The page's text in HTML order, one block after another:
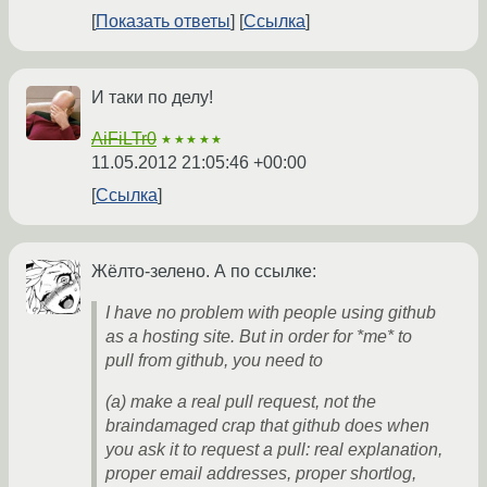
Показать ответы
Ссылка
И таки по делу!
AiFiLTr0 ★★★★★
11.05.2012 21:05:46 +00:00
Ссылка
Жёлто-зелено. А по ссылке:
I have no problem with people using github
as a hosting site. But in order for *me* to
pull from github, you need to
(a) make a real pull request, not the
braindamaged crap that github does when
you ask it to request a pull: real explanation,
proper email addresses, proper shortlog,